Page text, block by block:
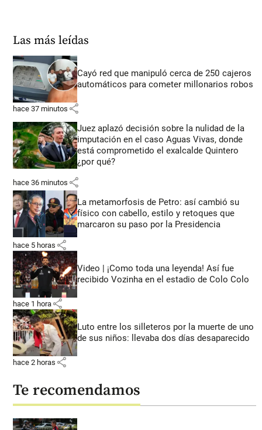
Las más leídas
Cayó red que manipuló cerca de 250 cajeros
automáticos para cometer millonarios robos
hace 37 minutos share
Juez aplazó decisión sobre la nulidad de la
imputación en el caso Aguas Vivas, donde
está comprometido el exalcalde Quintero
¿por qué?
hace 36 minutos share
La metamorfosis de Petro: así cambió su
físico con cabello, estilo y retoques que
marcaron su paso por la Presidencia
hace 5 horas share
Video | ¡Como toda una leyenda! Así fue
recibido Vozinha en el estadio de Colo Colo
hace 1 hora share
Luto entre los silleteros por la muerte de uno
de sus niños: llevaba dos días desaparecido
hace 2 horas share
Te recomendamos